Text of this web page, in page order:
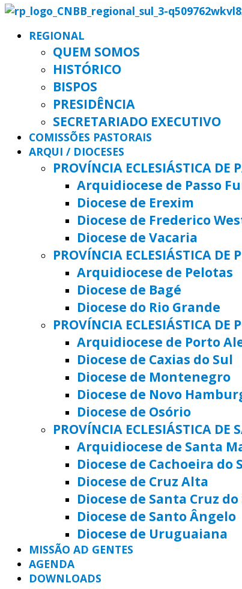
REGIONAL
QUEM SOMOS
HISTÓRICO
BISPOS
PRESIDÊNCIA
SECRETARIADO EXECUTIVO
COMISSÕES PASTORAIS
ARQUI / DIOCESES
PROVÍNCIA ECLESIÁSTICA DE
Arquidiocese de Passo
Diocese de Erexim
Diocese de Frederico
Diocese de Vacaria
PROVÍNCIA ECLESIÁSTICA DE
Arquidiocese de Pelotas
Diocese de Bagé
Diocese do Rio Grande
PROVÍNCIA ECLESIÁSTICA DE
Arquidiocese de Porto
Diocese de Caxias do Sul
Diocese de Montenegro
Diocese de Novo
Diocese de Osório
PROVÍNCIA ECLESIÁSTICA DE
Arquidiocese de Santa
Diocese de Cachoeira do
Diocese de Cruz Alta
Diocese de Santa Cruz do
Diocese de Santo Ângelo
Diocese de Uruguaiana
MISSÃO AD GENTES
AGENDA
DOWNLOADS